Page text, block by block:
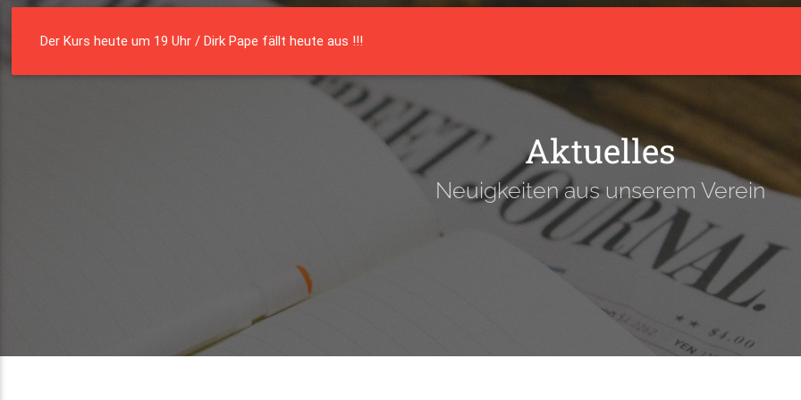
Der Kurs heute um 19 Uhr / Dirk Pape fällt heute aus !!!
Die Residenz Münster e. V.
Aktuelles
Neuigkeiten aus unserem Verein